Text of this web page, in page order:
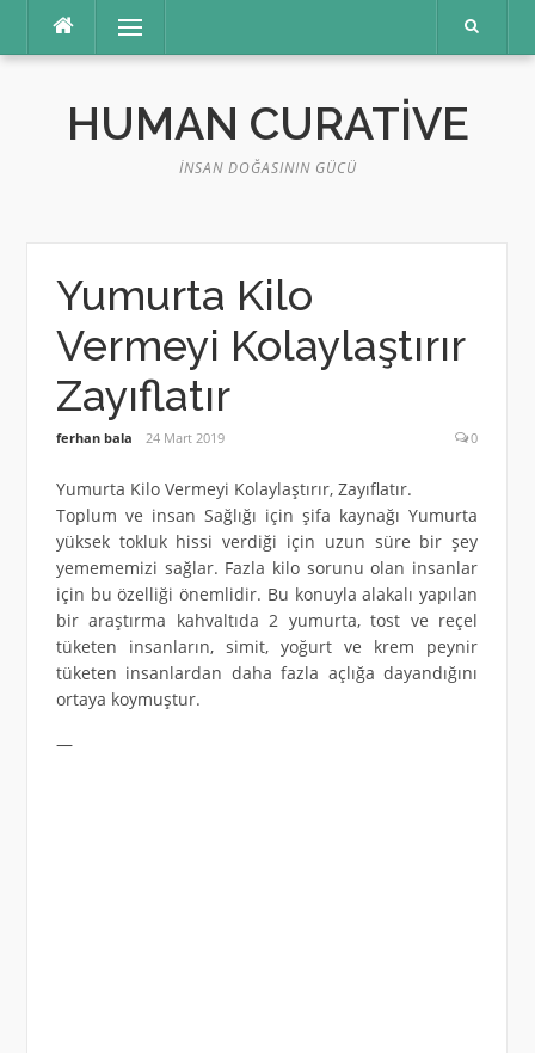
Menü
HUMAN CURATIVE
İNSAN DOĞASININ GÜCÜ
Yumurta Kilo
Vermeyi Kolaylaştırır
Zayıflatır
ferhan bala 24 Mart 2019 0
Yumurta Kilo Vermeyi Kolaylaştırır, Zayıflatır.
Toplum ve insan Sağlığı için şifa kaynağı Yumurta
yüksek tokluk hissi verdiği için uzun süre bir şey
yemememizi sağlar. Fazla kilo sorunu olan insanlar
için bu özelliği önemlidir. Bu konuyla alakalı yapılan
bir araştırma kahvaltıda 2 yumurta, tost ve reçel
tüketen insanların, simit, yoğurt ve krem peynir
tüketen insanlardan daha fazla açlığa dayandığını
ortaya koymuştur.
—